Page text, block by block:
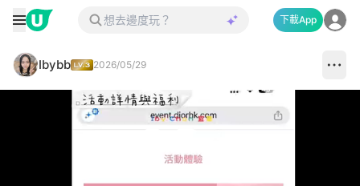
下載App
Ibybb 2026/05/29